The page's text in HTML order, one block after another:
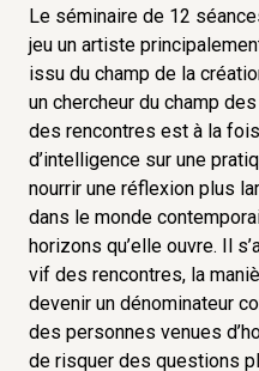
Le séminaire de 12
jeu un artiste
issu du champ de la
un chercheur du champ
des rencontres est à la
d’intelligence sur une
nourrir une réflexion plus
dans le monde
horizons qu’elle ouvre. Il
vif des rencontres, la
devenir un dénominateur
des personnes venues
de risquer des questions